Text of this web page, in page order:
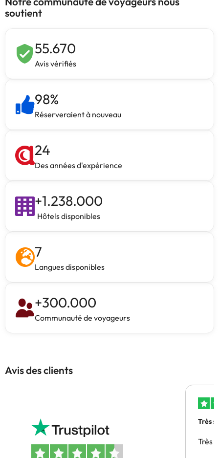
soutient
55.670
Avis vérifiés
98%
Réserveraient à nouveau
24
Des années d'expérience
+1.238.000
Hôtels disponibles
7
Langues disponibles
+300.000
Communauté de voyageurs
Avis des clients
Très
Très